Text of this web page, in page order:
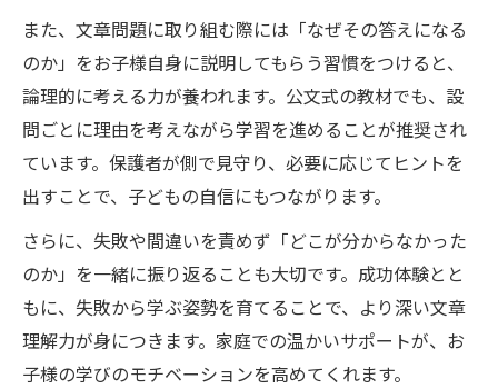
また、文章問題に取り組む際には「なぜその答えになる
のか」をお子様自身に説明してもらう習慣をつけると、
論理的に考える力が養われます。公文式の教材でも、設
問ごとに理由を考えながら学習を進めることが推奨され
ています。保護者が側で見守り、必要に応じてヒントを
出すことで、子どもの自信にもつながります。
さらに、失敗や間違いを責めず「どこが分からなかった
のか」を一緒に振り返ることも大切です。成功体験とと
もに、失敗から学ぶ姿勢を育てることで、より深い文章
理解力が身につきます。家庭での温かいサポートが、お
子様の学びのモチベーションを高めてくれます。